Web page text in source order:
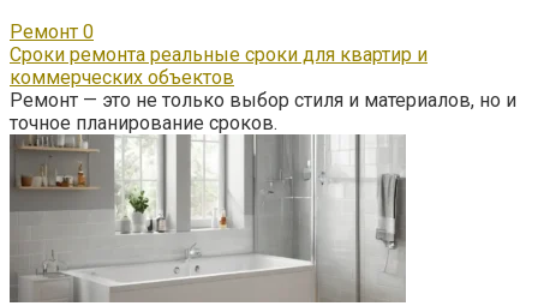
Ремонт 0
Сроки ремонта реальные сроки для квартир и
коммерческих объектов
Ремонт — это не только выбор стиля и материалов, но и
точное планирование сроков.